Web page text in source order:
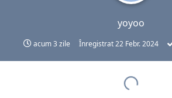
yoyoo
acum 3 zile Înregistrat22 Febr. 2024